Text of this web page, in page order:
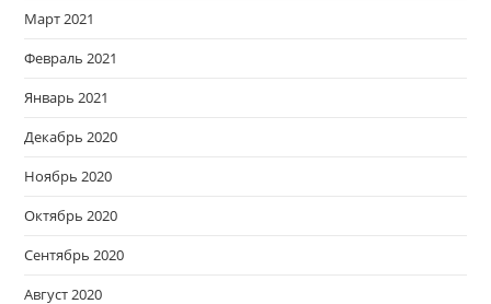
Март 2021
Февраль 2021
Январь 2021
Декабрь 2020
Ноябрь 2020
Октябрь 2020
Сентябрь 2020
Август 2020